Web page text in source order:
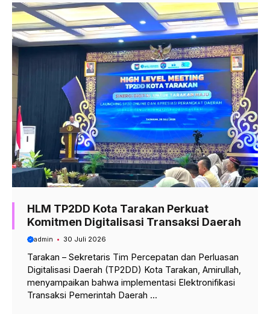
HLM TP2DD Kota Tarakan Perkuat
Komitmen Digitalisasi Transaksi Daerah
admin 30 Juli 2026
Tarakan – Sekretaris Tim Percepatan dan Perluasan
Digitalisasi Daerah (TP2DD) Kota Tarakan, Amirullah,
menyampaikan bahwa implementasi Elektronifikasi
Transaksi Pemerintah Daerah ...